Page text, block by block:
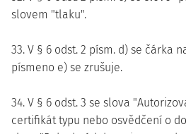
slovem "tlaku".
33. V § 6 odst. 2 písm. d) se čárka
písmeno e) se zrušuje.
34. V § 6 odst. 3 se slova
certifikát typu nebo osvědčení o